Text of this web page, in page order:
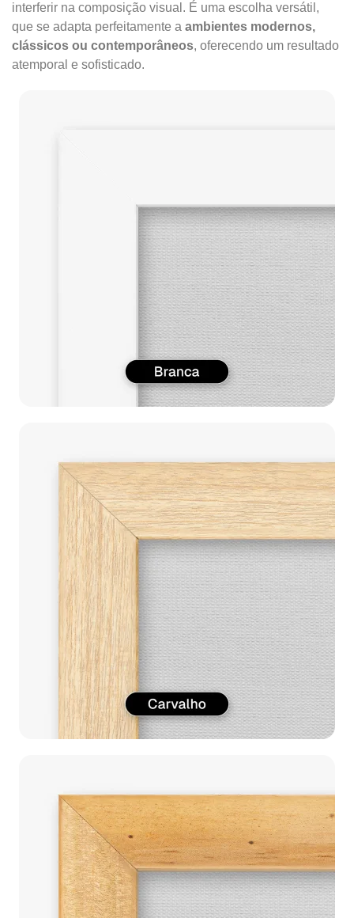
interferir na composição visual. É uma escolha versátil,
que se adapta perfeitamente a ambientes modernos,
clássicos ou contemporâneos, oferecendo um resultado
atemporal e sofisticado.